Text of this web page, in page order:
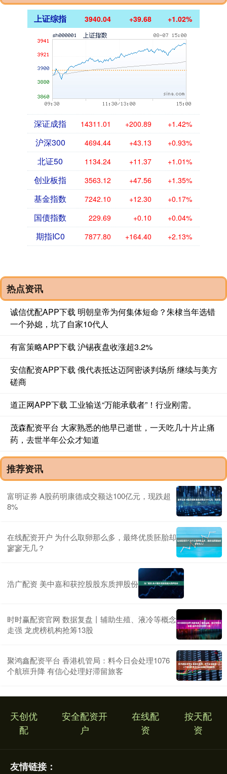
上证综指 3940.04 +39.68 +1.02%
深证成指 14311.01 +200.89 +1.42%
沪深300 4694.44 +43.13 +0.93%
北证50 1134.24 +11.37 +1.01%
创业板指 3563.12 +47.56 +1.35%
基金指数 7242.10 +12.30 +0.17%
国债指数 229.69 +0.10 +0.04%
期指IC0 7877.80 +164.40 +2.13%
热点资讯
诚信优配APP下载 明朝皇帝为何集体短命？朱棣当年选错
一个孙媳，坑了自家10代人
有富策略APP下载 沪锡夜盘收涨超3.2%
安信配资APP下载 俄代表抵达迈阿密谈判场所 继续与美方
磋商
道正网APP下载 工业输送“万能承载者”！行业刚需。
茂森配资平台 大家熟悉的他早已逝世，一天吃几十片止痛
药，去世半年公众才知道
推荐资讯
富明证券 A股药明康德成交额达100亿元，现跌超
8%
在线配资开户 为什么取卵那么多，最终优质胚胎却
寥寥无几？
浩广配资 美中嘉和获控股股东质押股份
时时赢配资官网 数据复盘丨辅助生殖、液冷等概念
走强 龙虎榜机构抢筹13股
聚鸿鑫配资平台 香港机管局：料今日会处理1076
个航班升降 有信心处理好滞留旅客
天创优
配
安全配资开
户
在线配
资
按天配
资
友情链接：